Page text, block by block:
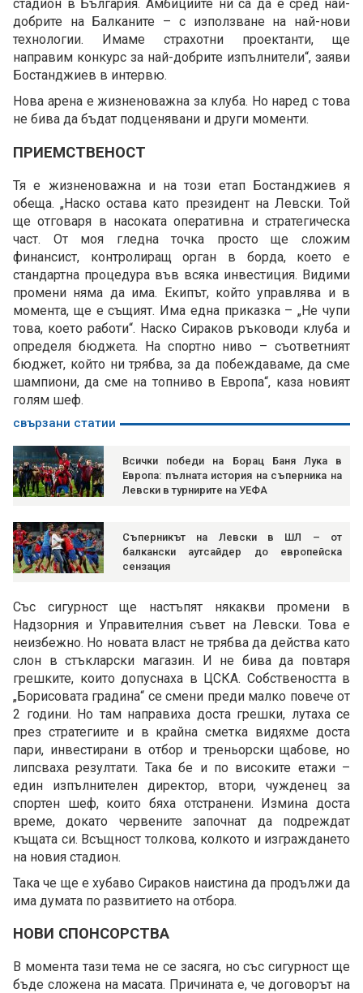
стадион в България. Амбициите ни са да е сред най-
добрите на Балканите – с използване на най-нови
технологии. Имаме страхотни проектанти, ще
направим конкурс за най-добрите изпълнители“, заяви
Бостанджиев в интервю.
Нова арена е жизненоважна за клуба. Но наред с това
не бива да бъдат подценявани и други моменти.
ПРИЕМСТВЕНОСТ
Тя е жизненоважна и на този етап Бостанджиев я
обеща. „Наско остава като президент на Левски. Той
ще отговаря в насоката оперативна и стратегическа
част. От моя гледна точка просто ще сложим
финансист, контролиращ орган в борда, което е
стандартна процедура във всяка инвестиция. Видими
промени няма да има. Екипът, който управлява и в
момента, ще е същият. Има една приказка – „Не чупи
това, което работи“. Наско Сираков ръководи клуба и
определя бюджета. На спортно ниво – съответният
бюджет, който ни трябва, за да побеждаваме, да сме
шампиони, да сме на топниво в Европа“, каза новият
голям шеф.
свързани статии
Всички победи на Борац Баня Лука в
Европа: пълната история на съперника на
Левски в турнирите на УЕФА
Съперникът на Левски в ШЛ – от
балкански аутсайдер до европейска
сензация
Със сигурност ще настъпят някакви промени в
Надзорния и Управителния съвет на Левски. Това е
неизбежно. Но новата власт не трябва да действа като
слон в стъкларски магазин. И не бива да повтаря
грешките, които допуснаха в ЦСКА. Собствеността в
„Борисовата градина“ се смени преди малко повече от
2 години. Но там направиха доста грешки, лутаха се
през стратегиите и в крайна сметка видяхме доста
пари, инвестирани в отбор и треньорски щабове, но
липсваха резултати. Така бе и по високите етажи –
един изпълнителен директор, втори, чужденец за
спортен шеф, които бяха отстранени. Измина доста
време, докато червените започнат да подреждат
къщата си. Всъщност толкова, колкото и изграждането
на новия стадион.
Така че ще е хубаво Сираков наистина да продължи да
има думата по развитието на отбора.
НОВИ СПОНСОРСТВА
В момента тази тема не се засяга, но със сигурност ще
бъде сложена на масата. Причината е, че договорът на